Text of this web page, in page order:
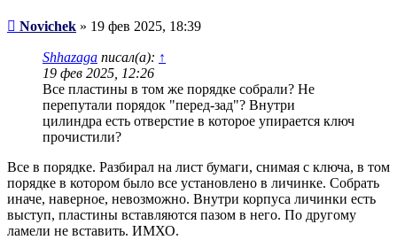
Сообщение
Novichek » 19 фев 2025, 18:39
Shhazaga писал(а): ↑
19 фев 2025, 12:26
Все пластины в том же порядке собрали? Не
перепутали порядок "перед-зад"? Внутри
цилиндра есть отверстие в которое упирается ключ
прочистили?
Все в порядке. Разбирал на лист бумаги, снимая с ключа, в том
порядке в котором было все установлено в личинке. Собрать
иначе, наверное, невозможно. Внутри корпуса личинки есть
выступ, пластины вставляются пазом в него. По другому
ламели не вставить. ИМХО.